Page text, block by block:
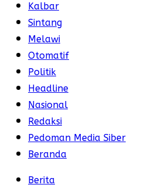
Kalbar
Sintang
Melawi
Otomatif
Politik
Headline
Nasional
Redaksi
Pedoman Media Siber
Beranda
Berita